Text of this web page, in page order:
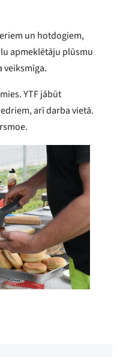
un hotdogiem,
apmeklētāju plūsmu
veiksmīga.
YTF jābūt
arī darba vietā.